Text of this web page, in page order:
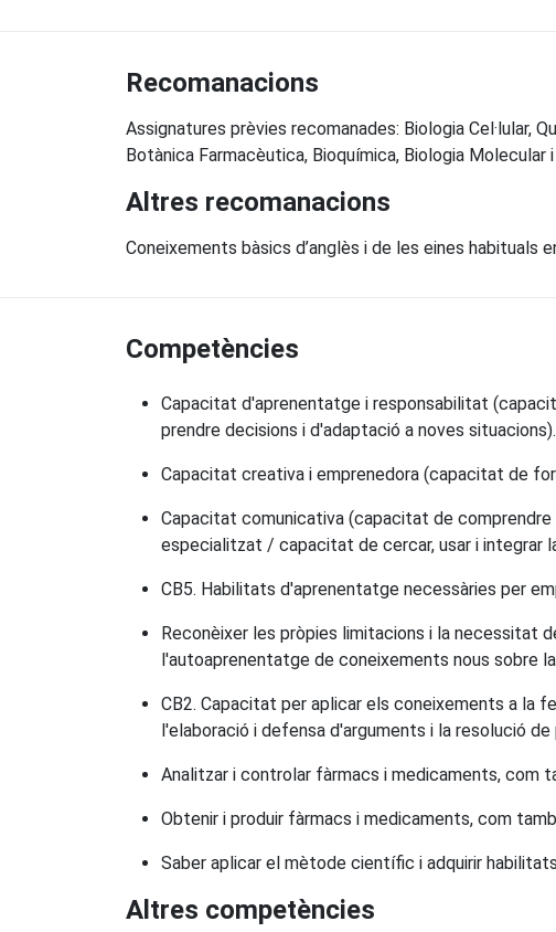
Recomanacions
Assignatures prèvies recomanades: Biologia Cel·lular,
Botànica Farmacèutica, Bioquímica, Biologia Molecular i
Altres recomanacions
Coneixements bàsics d’anglès i de les eines habituals
Competències
Capacitat d'aprenentatge i responsabilitat
prendre decisions i d'adaptació a noves situacions).
Capacitat creativa i emprenedora (capacitat de
Capacitat comunicativa (capacitat de
especialitzat / capacitat de cercar, usar i integrar
CB5. Habilitats d'aprenentatge necessàries per
Reconèixer les pròpies limitacions i la necessitat
l'autoaprenentatge de coneixements nous sobre
CB2. Capacitat per aplicar els coneixements a la
l'elaboració i defensa d'arguments i la resolució
Analitzar i controlar fàrmacs i medicaments, com
Obtenir i produir fàrmacs i medicaments, com
Saber aplicar el mètode científic i adquirir
Altres competències